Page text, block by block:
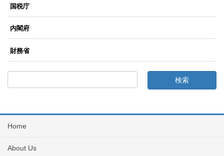
国税庁
内閣府
財務省
Home
About Us